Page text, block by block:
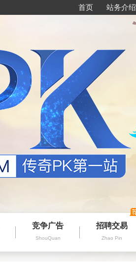
首页 站务介绍
竞争广告
ShouQuan
招聘交易
Zhao Pin